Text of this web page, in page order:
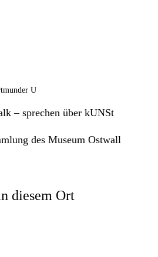
U
– sprechen über kUNSt
des Museum Ostwall
diesem Ort